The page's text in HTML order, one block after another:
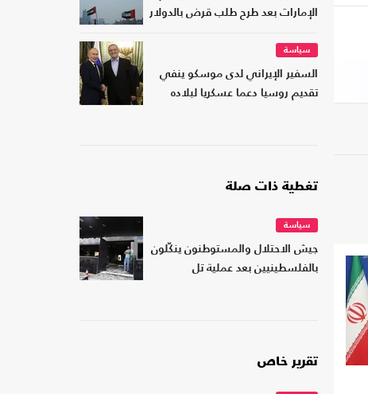
الإمارات بعد طرح طلب قرض بالدولار
سياسة
السفير الإيراني لدى موسكو ينفي
تقديم روسيا دعما عسكريا لبلاده
تغطية ذات صلة
سياسة
جيش الاحتلال والمستوطنون ينكّلون
بالفلسطينيين بعد عملية تل
تقرير خاص